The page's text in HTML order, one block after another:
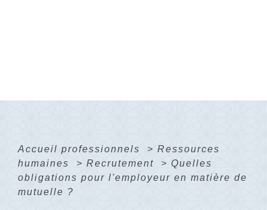
Accueil professionnels > Ressources
humaines
> Recrutement > Quelles
obligations pour l'employeur en matière de
mutuelle ?